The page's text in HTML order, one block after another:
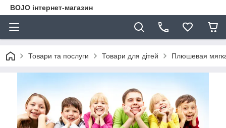
BOJO інтернет-магазин
Товари та послуги Товари для дітей Плюшевая